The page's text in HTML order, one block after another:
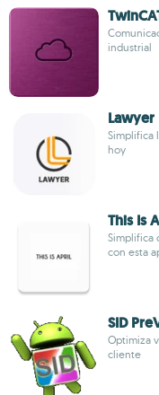
industrial
Lawyer
Simplifica
hoy
This Is
Simplifica
con esta
SID
Optimiza
cliente